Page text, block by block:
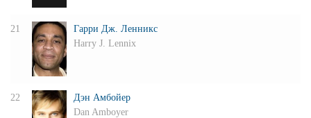
21
Гарри Дж. Ленникс
Harry J. Lennix
22
Дэн Амбойер
Dan Amboyer